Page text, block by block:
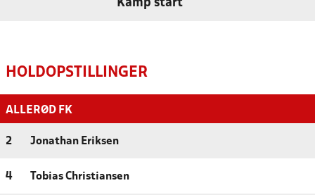
Kamp start
HOLDOPSTILLINGER
ALLERØD FK
2 Jonathan Eriksen
4 Tobias Christiansen